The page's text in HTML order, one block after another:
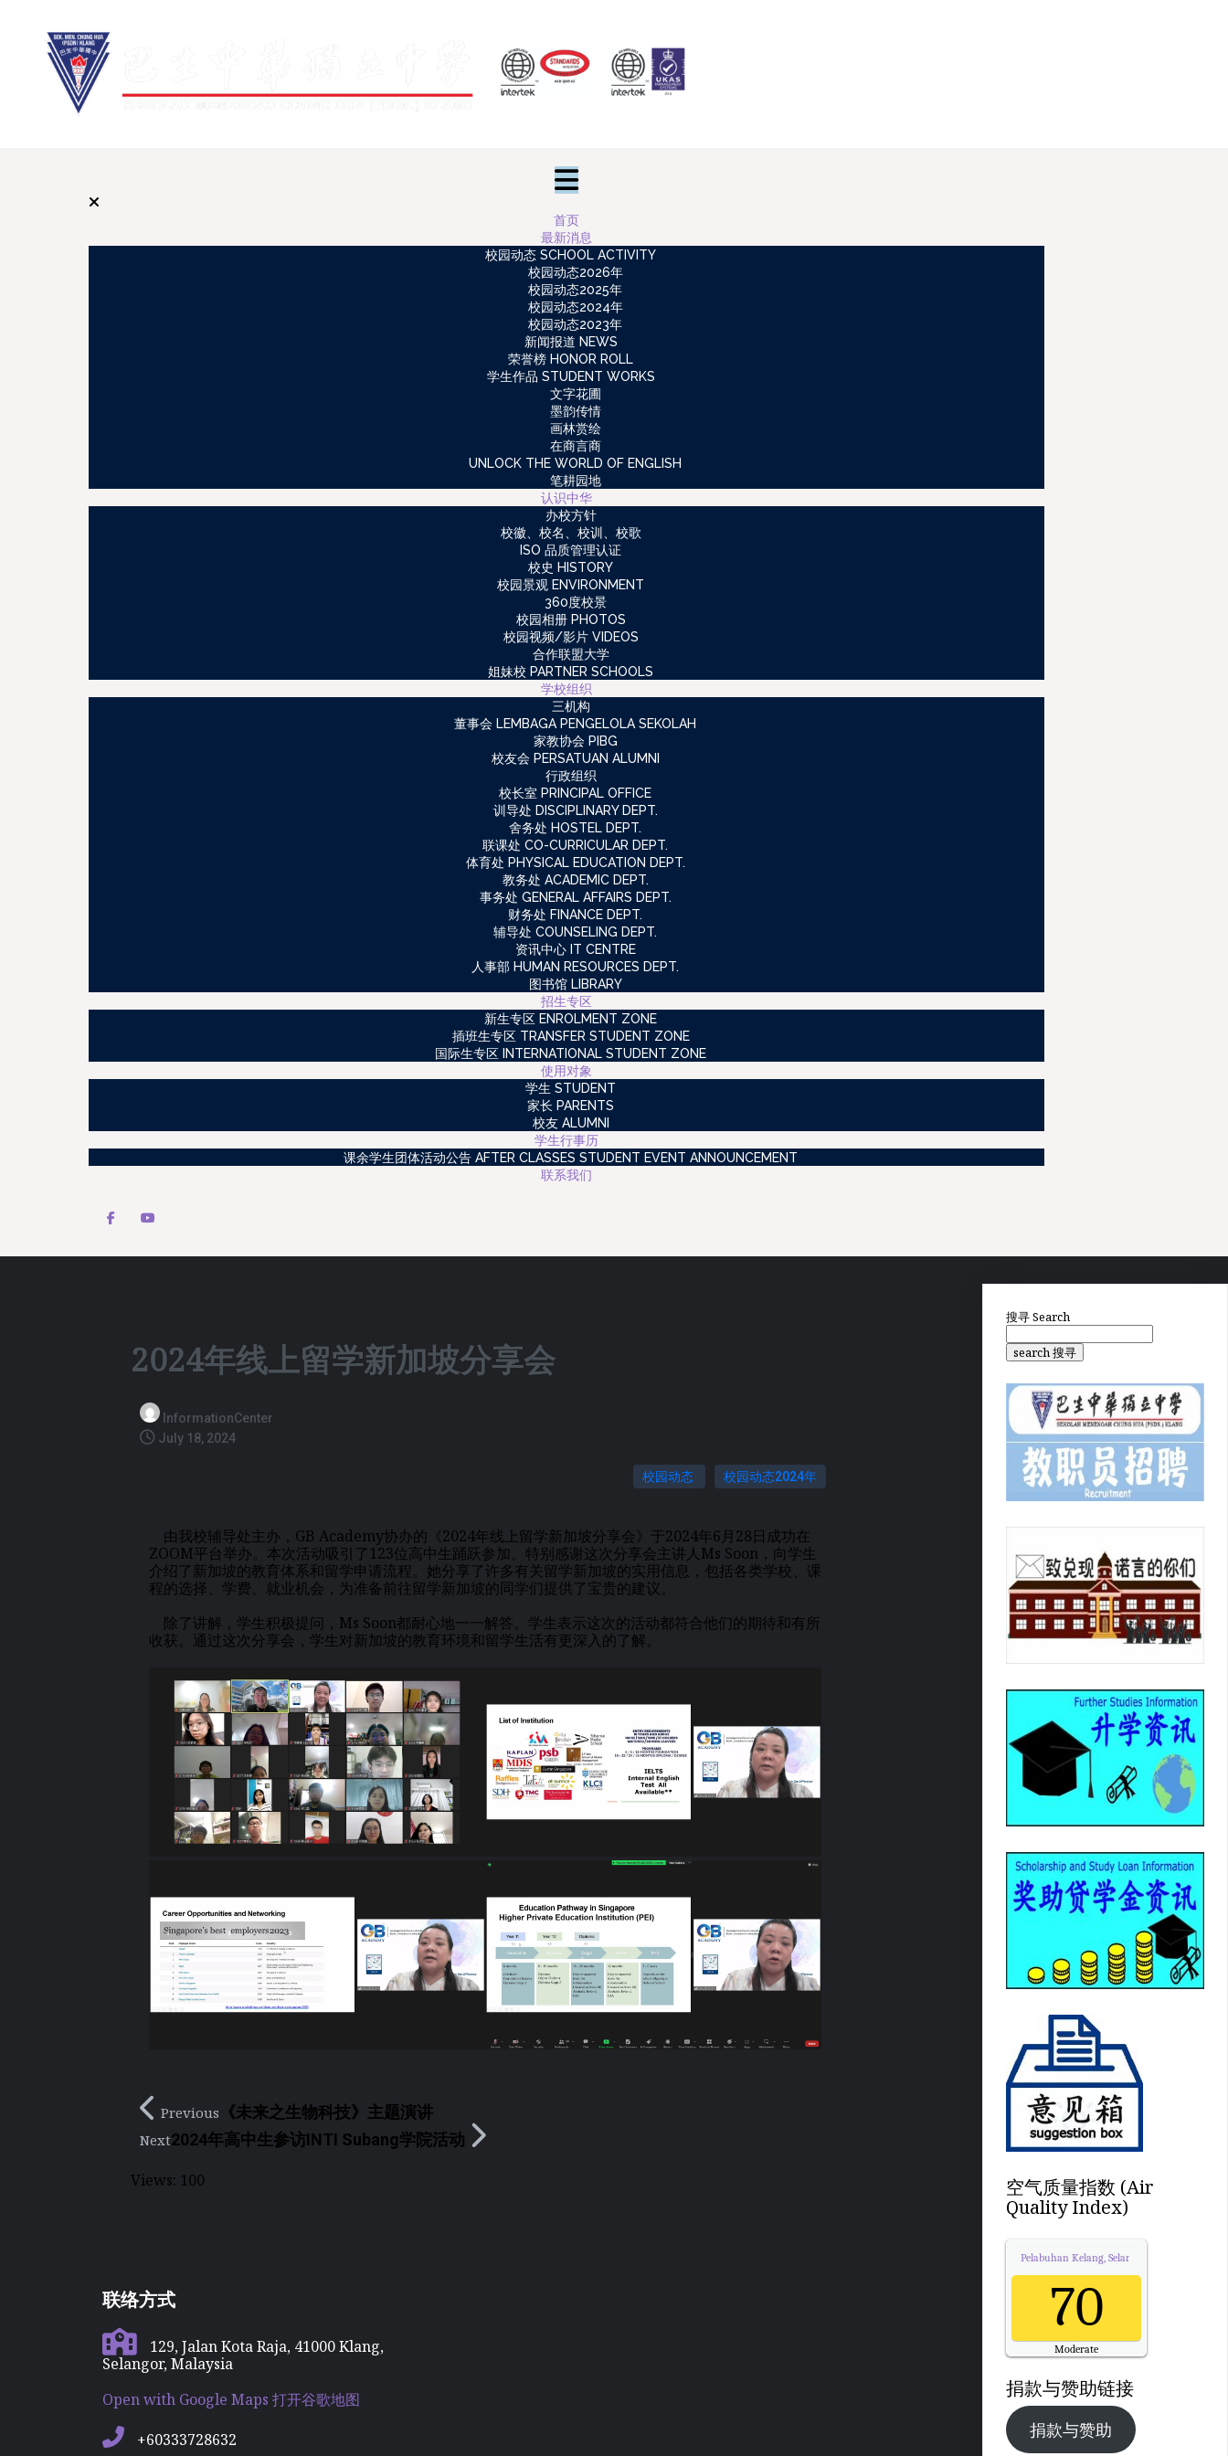
首页
最新消息
校园动态 SCHOOL ACTIVITY
校园动态2026年
校园动态2025年
校园动态2024年
校园动态2023年
新闻报道 NEWS
荣誉榜 HONOR ROLL
学生作品 STUDENT WORKS
文字花圃
墨韵传情
画林赏绘
在商言商
UNLOCK THE WORLD OF ENGLISH
笔耕园地
认识中华
办校方针
校徽、校名、校训、校歌
ISO 品质管理认证
校史 HISTORY
校园景观 ENVIRONMENT
360度校景
校园相册 PHOTOS
校园视频/影片 VIDEOS
合作联盟大学
姐妹校 PARTNER SCHOOLS
学校组织
三机构
董事会 LEMBAGA PENGELOLA SEKOLAH
家教协会 PIBG
校友会 PERSATUAN ALUMNI
行政组织
校长室 PRINCIPAL OFFICE
训导处 DISCIPLINARY DEPT.
舍务处 HOSTEL DEPT.
联课处 CO-CURRICULAR DEPT.
体育处 PHYSICAL EDUCATION DEPT.
教务处 ACADEMIC DEPT.
事务处 GENERAL AFFAIRS DEPT.
财务处 FINANCE DEPT.
辅导处 COUNSELING DEPT.
资讯中心 IT CENTRE
人事部 HUMAN RESOURCES DEPT.
图书馆 LIBRARY
招生专区
新生专区 ENROLMENT ZONE
插班生专区 TRANSFER STUDENT ZONE
国际生专区 INTERNATIONAL STUDENT ZONE
使用对象
学生 STUDENT
家长 PARENTS
校友 ALUMNI
学生行事历
课余学生团体活动公告 AFTER CLASSES STUDENT EVENT ANNOUNCEMENT
联系我们
2024年线上留学新加坡分享会
InformationCenter
July 18, 2024
校园动态 校园动态2024年
由我校辅导处主办，GB Academy协办的《2024年线上留学新加坡分享会》于2024年6月28日成功在
ZOOM平台举办。本次活动吸引了123位高中生踊跃参加。特别感谢这次分享会主讲人Ms Soon，向学生
介绍了新加坡的教育体系和留学申请流程。她分享了许多有关留学新加坡的实用信息，包括各类学校、课
程的选择、学费、就业机会，为准备前往留学新加坡的同学们提供了宝贵的建议。
除了讲解，学生积极提问，Ms Soon都耐心地一一解答。学生表示这次的活动都符合他们的期待和有所
收获。通过这次分享会，学生对新加坡的教育环境和留学生活有更深入的了解。
Previous 《未来之生物科技》主题演讲
Next2024年高中生参访INTI Subang学院活动
Views: 100
搜寻Search
search 搜寻
空气质量指数 (Air
Quality Index)
Pelabuhan Kelang, Selangor
70
Moderate
Updated on Saturday 11:00
捐款与赞助链接
捐款与赞助
联络方式
129, Jalan Kota Raja, 41000 Klang,
Selangor, Malaysia
Open with Google Maps 打开谷歌地图
+60333728632